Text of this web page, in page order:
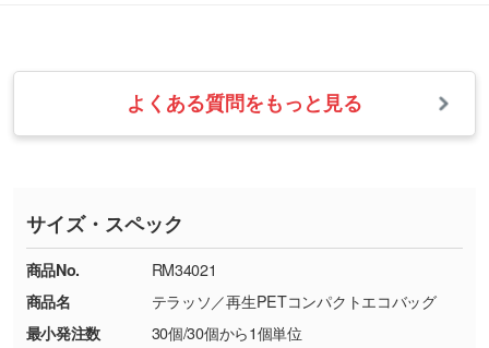
・1色印刷でグラデーションや濃淡を表現した
い
す。→詳しく見る
・コーポレートカラーを使って印刷したい／印
刷色にこだわりがある
DIC・PANTONEなどのカラーチップの指定や、
また、お選びいただいた印刷色が本体色に合わ
ない場合や仕上がりに影響しそうな場合は、ス
タッフから別の色をご案内することもございま
・お届け時に商品が損傷・故障している場合
・ご注文と異なる商品が届いた場合
・印刷不良があった場合
※詳しくは「商品の良品基準について
ください。
【返品・交換ができない場合】
・お客様の元で商品を加工された場合、または
業日以内に担当スタッフよりメールにてご連絡
いたします。
お急ぎの場合はお電話でのご質問も受け付けて
TEL：0422-29-9911 営業時間10:00～
18:00(土日祝日除く)
お問い合わせフォームはこちら
よくある質問をもっと見る
サイズ・スペック
商品No.
RM34021
商品名
テラッソ／再生PETコンパクトエコバッグ
最小発注数
30個/30個から1個単位